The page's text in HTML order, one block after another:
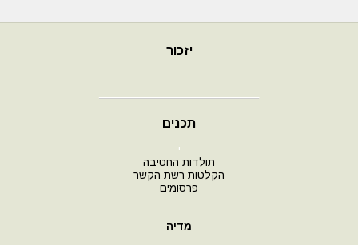
יזכור
תכנים
י
תולדות החטיבה
הקלטות רשת הקשר
פרסומים
מדיה